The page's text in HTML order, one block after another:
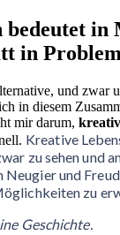
in
in
und zwar
in diesem
mir darum,
Kreative
zu sehen und
Neugier und
zu
Geschichte.